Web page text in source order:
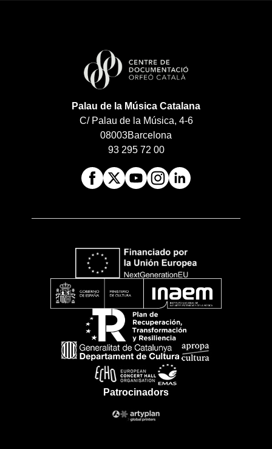
Palau de la Música Catalana
C/ Palau de la Música, 4-6
08003Barcelona
93 295 72 00
Patrocinadors